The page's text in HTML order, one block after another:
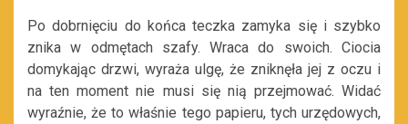
Po dobrnięciu do końca teczka zamyka się i szybko
znika w odmętach szafy. Wraca do swoich. Ciocia
domykając drzwi, wyraża ulgę, że zniknęła jej z oczu i
na ten moment nie musi się nią przejmować. Widać
wyraźnie, że to właśnie tego papieru, tych urzędowych,